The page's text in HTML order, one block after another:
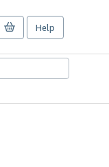
Help